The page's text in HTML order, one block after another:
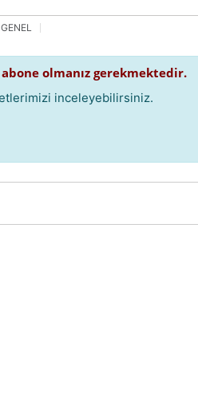
GENEL
olmanız gerekmektedir.
inceleyebilirsiniz.